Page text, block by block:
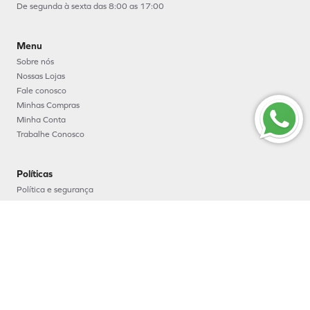
De segunda à sexta das 8:00 as 17:00
Menu
Sobre nós
Nossas Lojas
Fale conosco
Minhas Compras
Minha Conta
Trabalhe Conosco
Políticas
Política e segurança